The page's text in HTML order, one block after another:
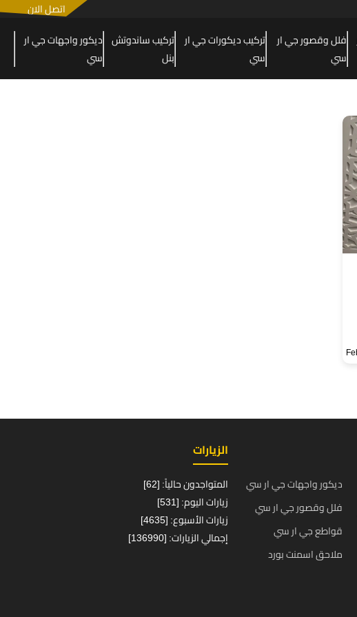
اتصل الان
فلل وقصور جي ار
سي
تركيب ديكورات جي ار
سي
تركيب ساندوتش
بنل
ديكور واجهات جي ار
سي
ديكور واجهات جي ار سي
فلل وقصور جي ار سي
قواطع جي ار سي
ملاحق اسمنت بورد
الزيارات
المتواجدون حالياً: [62]
زيارات اليوم: [531]
زيارات الأسبوع: [4635]
إجمالي الزيارات: [136990]